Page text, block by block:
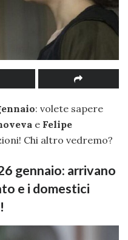
: volete sapere
e Felipe
Chi altro vedremo?
gennaio: arrivano
e i domestici